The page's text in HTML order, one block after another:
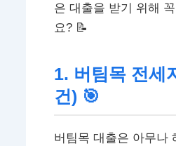
은 대출을 받기 위해
요? 📝
1. 버팀목 전세
건) 🎯
버팀목 대출은 아무나